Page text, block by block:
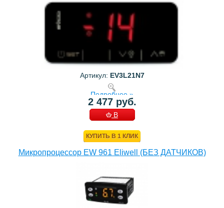
Артикул: EV3L21N7
Подробнее »
2 477 руб.
В
КУПИТЬ В 1 КЛИК
Микропроцессор EW 961 Eliwell (БЕЗ ДАТЧИКОВ)